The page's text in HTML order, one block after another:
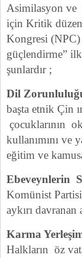
Asimilasyon ve
için Kritik
Kongresi
güçlendirme”
şunlardır ;
Dil
başta etnik Çin
çocuklarının
kullanımını ve
eğitim ve
Ebeveynlerin
Komünist
aykırı davranan
Karma
Halkların öz